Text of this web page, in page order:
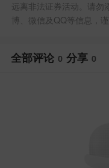
远离非法证券活动。请勿
博、微信及QQ等信息，
全部评论 0 分享 0